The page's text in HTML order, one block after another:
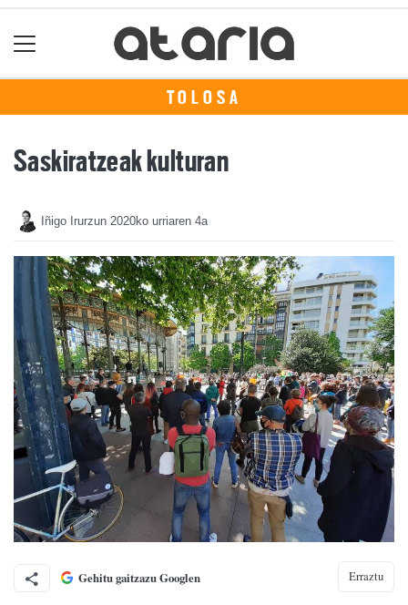
TOLOSA
Saskiratzeak kulturan
Iñigo Irurzun 2020ko urriaren 4a
Gehitu gaitzazu Googlen Erraztu